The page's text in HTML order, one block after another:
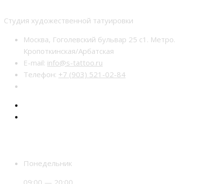
Студия художественной татуировки
Москва, Гоголевский бульвар 25 с1. Метро.
Кропоткинская/Арбатская
E-mail: info@s-tattoo.ru
Телефон: +7 (903) 521-02-84
Понедельник
09:00 — 20:00